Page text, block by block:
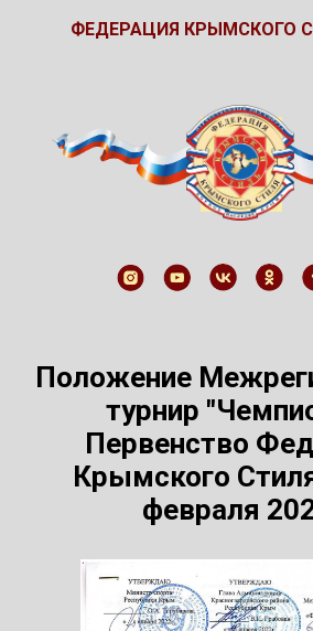
ФЕДЕРАЦИЯ КРЫМСКОГО
Положение
турнир
Первенство
Крымского
февраля